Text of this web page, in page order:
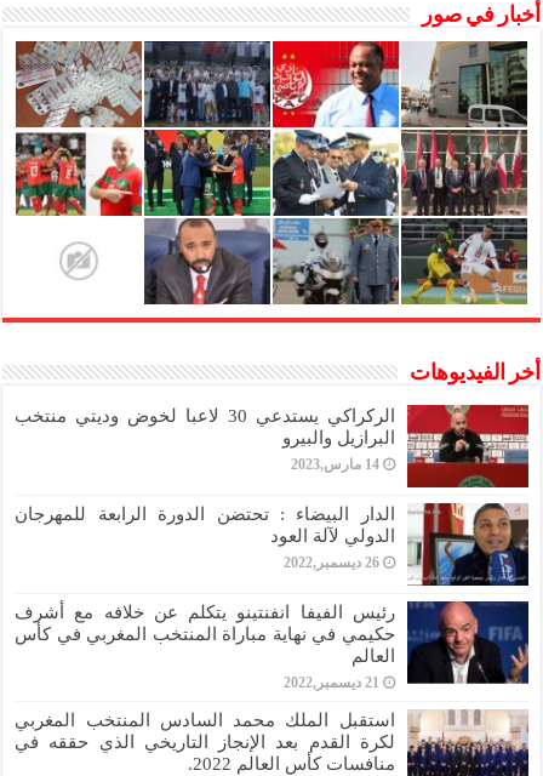
أخبار في صور
أخر الفيديوهات
الركراكي يستدعي 30 لاعبا لخوض وديتي منتخب
البرازيل والبيرو
14 مارس,2023
الدار البيضاء : تحتضن الدورة الرابعة للمهرجان
الدولي لآلة العود
26 ديسمبر,2022
رئيس الفيفا انفنتينو يتكلم عن خلافه مع أشرف
حكيمي في نهاية مباراة المنتخب المغربي في كأس
العالم
21 ديسمبر,2022
استقبل الملك محمد السادس المنتخب المغربي
لكرة القدم بعد الإنجاز التاريخي الذي حققه في
منافسات كأس العالم 2022.